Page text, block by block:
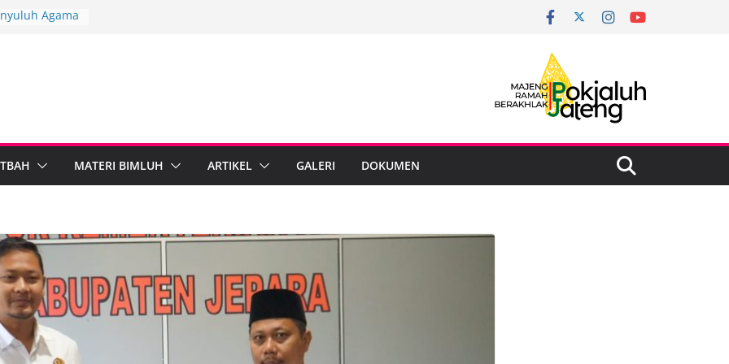
Agama
Penyuluh
Brebes
Standarkan
MATERI BIMLUH ARTIKEL GALERI DOKUMEN